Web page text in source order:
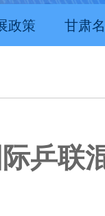
政策 甘肃
乒联